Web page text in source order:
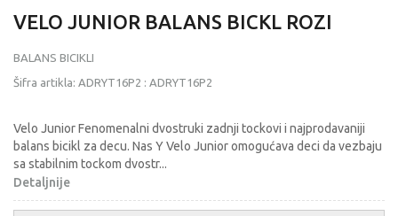
VELO JUNIOR BALANS BICKL ROZI
BALANS BICIKLI
Šifra artikla: ADRYT16P2 : ADRYT16P2
Velo Junior Fenomenalni dvostruki zadnji tockovi i najprodavaniji
balans bicikl za decu. Nas Y Velo Junior omogućava deci da vezbaju
sa stabilnim tockom dvostr...
Detaljnije